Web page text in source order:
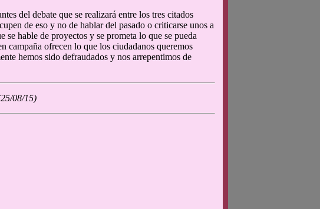
del debate que se realizará entre los tres citados
de eso y no de hablar del pasado o criticarse unos a
se hable de proyectos y se prometa lo que se pueda
campaña ofrecen lo que los ciudadanos queremos
hemos sido defraudados y nos arrepentimos de
08/15)